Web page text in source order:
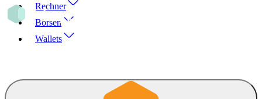
Rechner
Börsen
Wallets